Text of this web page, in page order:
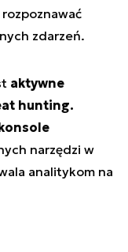
zdarzeń.
aktywne
hunting.
narzędzi w
analitykom na